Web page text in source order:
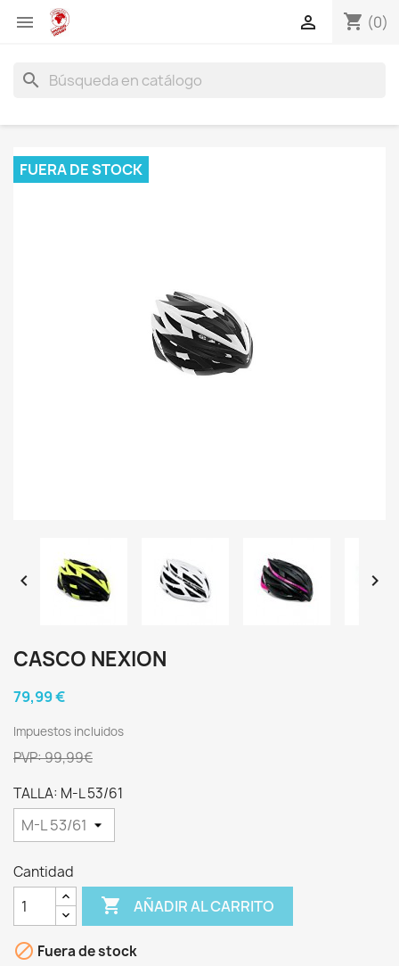
 shopping_cart (0)

search
FUERA DE STOCK
 
CASCO NEXION
79,99 €
Impuestos incluidos
PVP: 99,99€
TALLA: M-L 53/61
Cantidad
 AÑADIR AL CARRITO
 Fuera de stock